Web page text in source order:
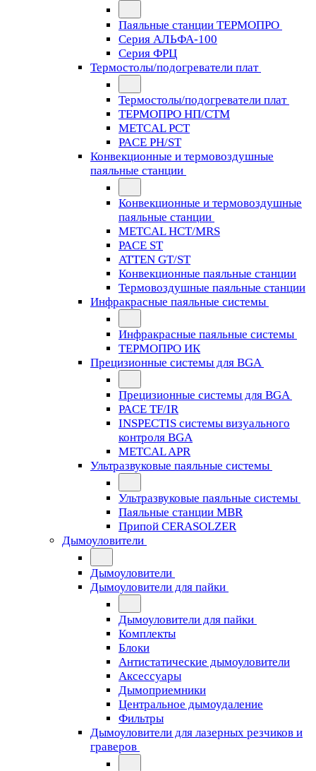
Паяльные станции ТЕРМОПРО
Серия АЛЬФА-100
Серия ФРЦ
Термостолы/подогреватели плат
Термостолы/подогреватели плат
ТЕРМОПРО НП/СТМ
METCAL PCT
PACE PH/ST
Конвекционные и термовоздушные
паяльные станции
Конвекционные и термовоздушные
паяльные станции
METCAL HCT/MRS
PACE ST
ATTEN GT/ST
Конвекционные паяльные станции
Термовоздушные паяльные станции
Инфракрасные паяльные системы
Инфракрасные паяльные системы
ТЕРМОПРО ИК
Прецизионные системы для BGA
Прецизионные системы для BGA
PACE TF/IR
INSPECTIS системы визуального
контроля BGA
METCAL APR
Ультразвуковые паяльные системы
Ультразвуковые паяльные системы
Паяльные станции MBR
Припой CERASOLZER
Дымоуловители
Дымоуловители
Дымоуловители для пайки
Дымоуловители для пайки
Комплекты
Блоки
Антистатические дымоуловители
Аксессуары
Дымоприемники
Центральное дымоудаление
Фильтры
Дымоуловители для лазерных резчиков и
граверов